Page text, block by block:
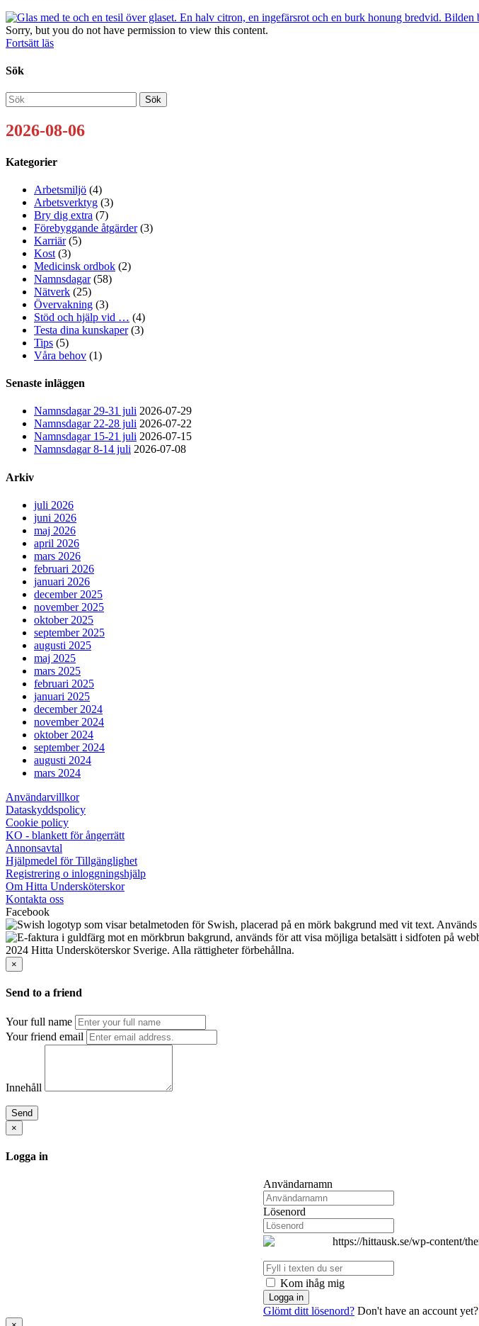
Sorry, but you do not have permission to view this content.
Fortsätt läs
Sök
2026-08-06
Kategorier
Arbetsmiljö (4)
Arbetsverktyg (3)
Bry dig extra (7)
Förebyggande åtgärder(3)
Karriär(5)
Kost (3)
Medicinsk ordbok (2)
Namnsdagar(58)
Nätverk (25)
Övervakning (3)
Stöd och hjälp vid … (4)
Testa dina kunskaper(3)
Tips (5)
Våra behov (1)
Senaste inläggen
Namnsdagar 29-31 juli 2026-07-29
Namnsdagar 22-28 juli 2026-07-22
Namnsdagar 15-21 juli 2026-07-15
Namnsdagar 8-14 juli 2026-07-08
Arkiv
juli 2026
juni 2026
maj 2026
april 2026
mars 2026
februari 2026
januari 2026
december 2025
november 2025
oktober 2025
september 2025
augusti 2025
maj 2025
mars 2025
februari 2025
januari 2025
december 2024
november 2024
oktober 2024
september 2024
augusti 2024
mars 2024
Användarvillkor
Dataskyddspolicy
Cookie policy
KO - blankett för ångerrätt
Annonsavtal
Hjälpmedel för Tillgänglighet
Registrering o inloggningshjälp
Om Hitta Undersköterskor
Kontakta oss
Facebook
2024 Hitta Undersköterskor Sverige. Alla rättigheter förbehållna.
×
Send to a friend
Your full name
Your friend email
Innehåll
Send
×
Logga in
Användarnamn
Lösenord
Kom ihåg mig
Logga in
Glömt ditt lösenord? Don't have an account yet?